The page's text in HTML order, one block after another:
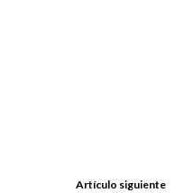
Artículo siguiente